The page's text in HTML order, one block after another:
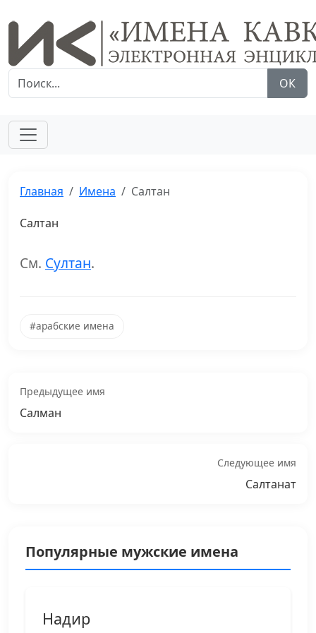
ОК
Главная Имена Салтан
Салтан
См. Султан.
#арабские имена
Предыдущее имя
Салман
Следующее имя
Салтанат
Популярные мужские имена
Надир